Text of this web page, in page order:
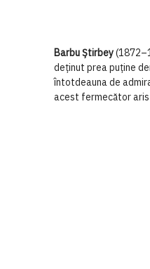
Barbu Știrbey
deținut prea puține
întotdeauna de
acest fermecător